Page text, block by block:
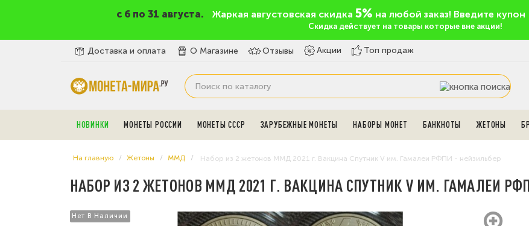
c 6 по 31 августа. Жаркая августовская скидка 5% на любой заказ! Введите купон
Скидка действует на товары которые вне акции!
Доставка и оплата О Магазине Отзывы Акции Топ продаж
НОВИНКИ МОНЕТЫ РОССИИ МОНЕТЫ СССР ЗАРУБЕЖНЫЕ МОНЕТЫ НАБОРЫ МОНЕТ БАНКНОТЫ ЖЕТОНЫ
На главную Жетоны ММД Набор из 2 жетонов ММД 2021 г. Вакцина Спутник V им. Гамалеи РФПИ - нейзильбер
НАБОР ИЗ 2 ЖЕТОНОВ ММД 2021 Г. ВАКЦИНА СПУТНИК V ИМ. ГАМАЛЕИ
Нет В Наличии
Нет В Наличии